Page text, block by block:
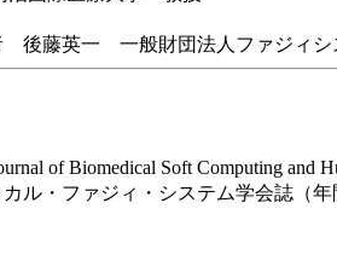
英一 一般財団法人ファジィシ
Biomedical Soft Computing and
ァジィ・システム学会誌（年間